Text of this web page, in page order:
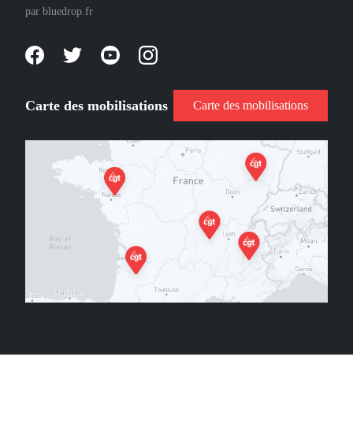
par bluedrop.fr
Carte des mobilisations Carte des mobilisations